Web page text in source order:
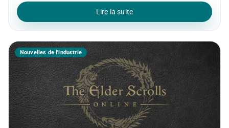
Lire la suite
Nouvelles de l'industrie